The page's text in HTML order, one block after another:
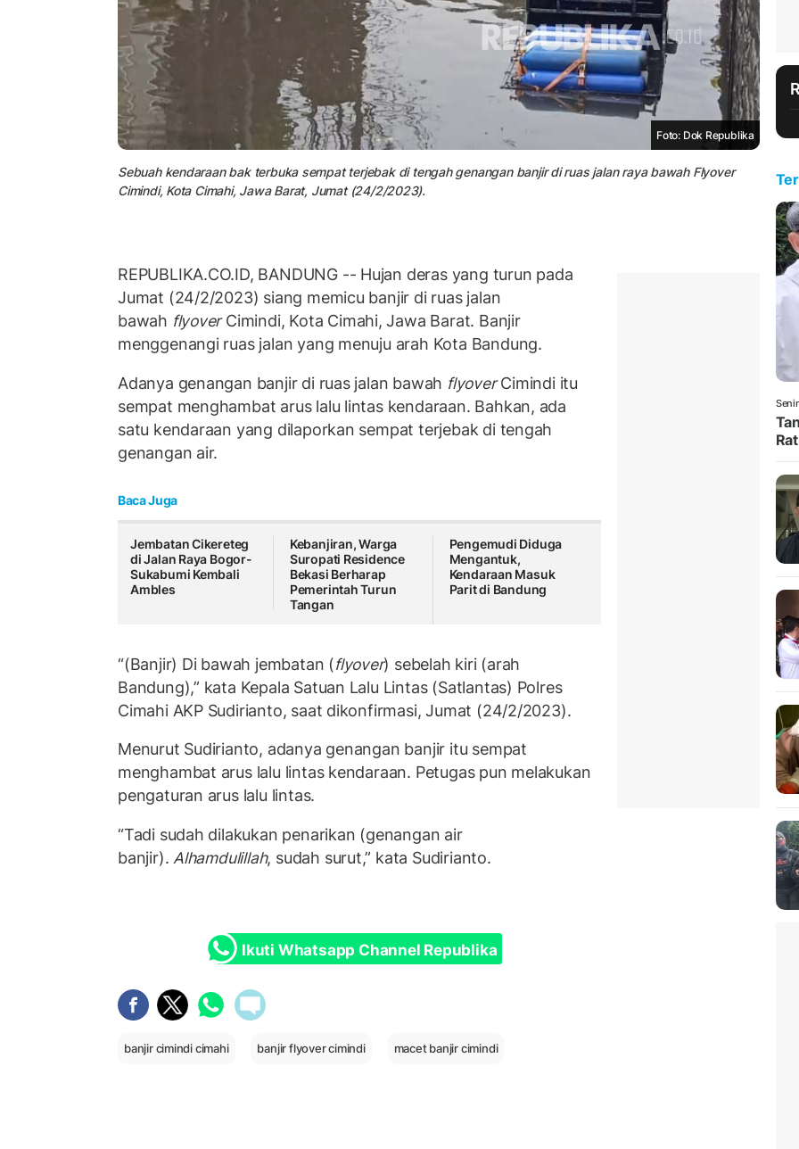
Foto: Dok Republika
Sebuah kendaraan bak terbuka sempat terjebak di tengah genangan banjir di ruas jalan raya bawah Flyover
Cimindi, Kota Cimahi, Jawa Barat, Jumat (24/2/2023).
REPUBLIKA.CO.ID, BANDUNG -- Hujan deras yang turun pada
Jumat (24/2/2023) siang memicu banjir di ruas jalan
bawah flyoverCimindi, Kota Cimahi, Jawa Barat. Banjir
menggenangi ruas jalan yang menuju arah Kota Bandung.
Adanya genangan banjir di ruas jalan bawah flyoverCimindi itu
sempat menghambat arus lalu lintas kendaraan. Bahkan, ada
satu kendaraan yang dilaporkan sempat terjebak di tengah
genangan air.
Baca Juga
Jembatan Cikereteg
di Jalan Raya Bogor-
Sukabumi Kembali
Ambles
Kebanjiran, Warga
Suropati Residence
Bekasi Berharap
Pemerintah Turun
Tangan
Pengemudi Diduga
Mengantuk,
Kendaraan Masuk
Parit di Bandung
“(Banjir) Di bawah jembatan (flyover) sebelah kiri (arah
Bandung),” kata Kepala Satuan Lalu Lintas (Satlantas) Polres
Cimahi AKP Sudirianto, saat dikonfirmasi, Jumat (24/2/2023).
Menurut Sudirianto, adanya genangan banjir itu sempat
menghambat arus lalu lintas kendaraan. Petugas pun melakukan
pengaturan arus lalu lintas.
“Tadi sudah dilakukan penarikan (genangan air
banjir). Alhamdulillah, sudah surut,” kata Sudirianto.
Ikuti Whatsapp Channel Republika
banjir cimindi cimahi banjir flyover cimindi macet banjir cimindi